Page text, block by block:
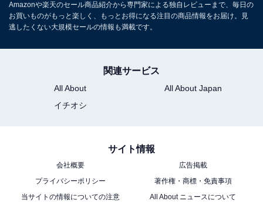
※掲載されている情報は記事公開時のものです。あらか
じめご了承ください。
また、記事中の宿泊プランを予約すると、売上の一部が
オールアバウトに還元されることがあります。
こちらもおすすめ
Amazonや楽天のセール商品紹介から専門家による独自レビューまで、毎日の
お買いものがもっと楽しく、もっとお得になる注目の商品情報をお届け。見
逃したくない大規模セールの情報も満載です。
関連サービス
All About
All About Japan
イチオシ
サイト情報
会社概要
広告掲載
プライバシーポリシー
著作権・商標・免責事項
当サイトの情報についての注意
All About ニュースについて